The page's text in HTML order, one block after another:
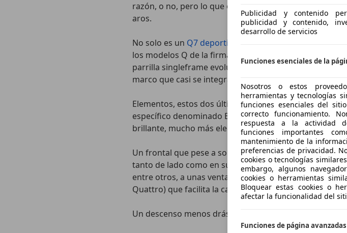
Publicidad y contenido
publicidad y contenido,
desarrollo de servicios
Funciones esenciales de la
Nosotros o estos
herramientas y tecnologías
funciones esenciales del
correcto funcionamiento.
respuesta a la actividad
funciones importantes
mantenimiento de la
preferencias de privacidad.
cookies o tecnologías
embargo, algunos
cookies o herramientas
Bloquear estas cookies o
afectar la funcionalidad del
Funciones de página avanzadas
razón, o no, pero lo que es cierto es que este Q8 se
aros.
No solo es un Q7 deportivizado
, sino que con él ha
los modelos Q de la firma de Ingolstadt. A recalcar un
parrilla singleframe evolucionada. Gana en anchura,
marco que casi se integra en los grupos ópticos
Elementos, estos dos últimos que habitualmente son
específico denominado Black edition que sustituye
brillante, mucho más elegante.
Un frontal que pese a sorprender como lo hace,
tanto de lado como en su parte trasera. El lateral es el
entre otros, a unas ventanillas sin marco y a un pilar
Quattro) que facilita la caída del techo.
Un descenso menos drástico que el que ofrecen los